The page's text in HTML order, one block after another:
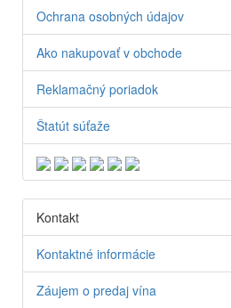
Ochrana osobných údajov
Ako nakupovať v obchode
Reklamačný poriadok
Štatút súťaže
Kontakt
Kontaktné informácie
Záujem o predaj vína